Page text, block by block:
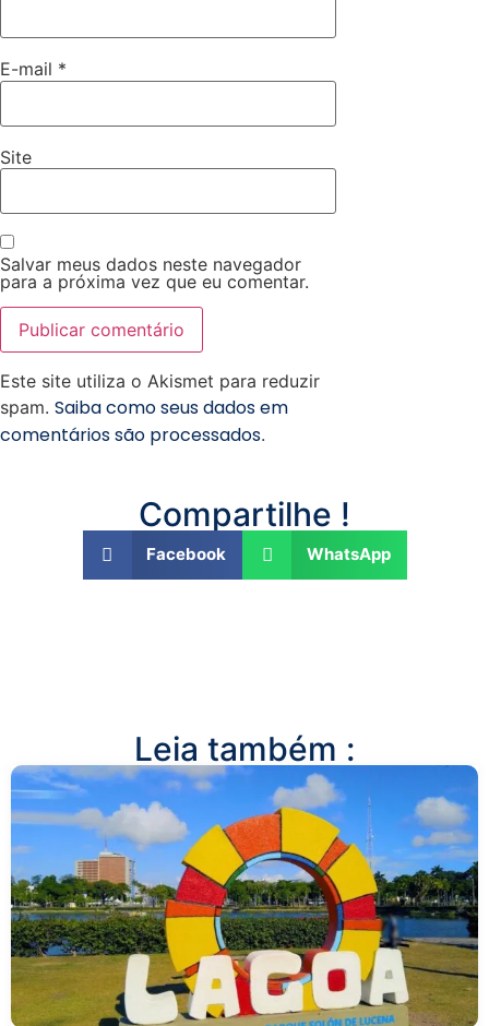
E-mail *
Site
Salvar meus dados neste navegador
para a próxima vez que eu comentar.
Este site utiliza o Akismet para reduzir
spam. Saiba como seus dados em
comentários são processados.
Compartilhe !
Facebook WhatsApp
Leia também :